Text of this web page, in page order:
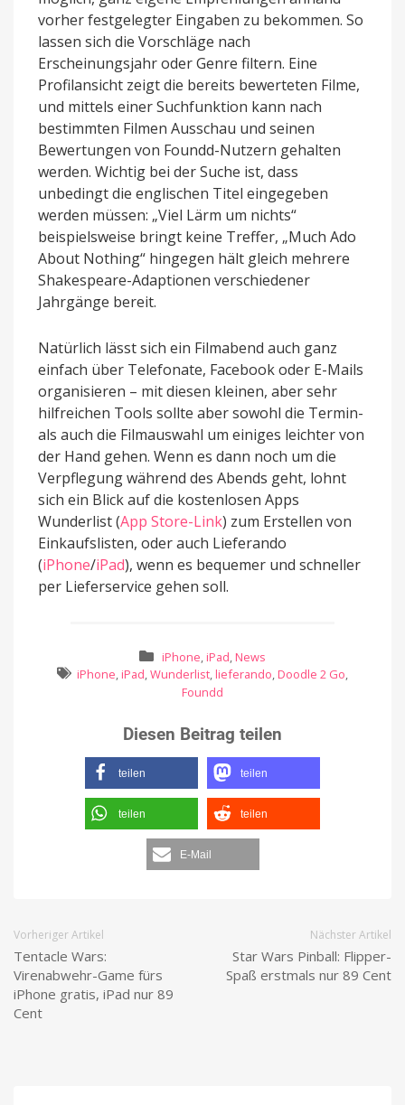
vorher festgelegter Eingaben zu bekommen. So
lassen sich die Vorschläge nach
Erscheinungsjahr oder Genre filtern. Eine
Profilansicht zeigt die bereits bewerteten Filme,
und mittels einer Suchfunktion kann nach
bestimmten Filmen Ausschau und seinen
Bewertungen von Foundd-Nutzern gehalten
werden. Wichtig bei der Suche ist, dass
unbedingt die englischen Titel eingegeben
werden müssen: „Viel Lärm um nichts“
beispielsweise bringt keine Treffer, „Much Ado
About Nothing“ hingegen hält gleich mehrere
Shakespeare-Adaptionen verschiedener
Jahrgänge bereit.
Natürlich lässt sich ein Filmabend auch ganz
einfach über Telefonate, Facebook oder E-Mails
organisieren – mit diesen kleinen, aber sehr
hilfreichen Tools sollte aber sowohl die Termin-
als auch die Filmauswahl um einiges leichter von
der Hand gehen. Wenn es dann noch um die
Verpflegung während des Abends geht, lohnt
sich ein Blick auf die kostenlosen Apps
Wunderlist (App Store-Link) zum Erstellen von
Einkaufslisten, oder auch Lieferando
(iPhone/iPad), wenn es bequemer und schneller
per Lieferservice gehen soll.
iPhone, iPad, News
iPhone, iPad,Wunderlist, lieferando, Doodle 2 Go,
Foundd
Diesen Beitrag teilen
teilen teilen
teilen teilen
E-Mail
Vorheriger Artikel
Tentacle Wars:
Virenabwehr-Game fürs
iPhone gratis, iPad nur 89
Cent
Nächster Artikel
Star Wars Pinball: Flipper-
Spaß erstmals nur 89 Cent